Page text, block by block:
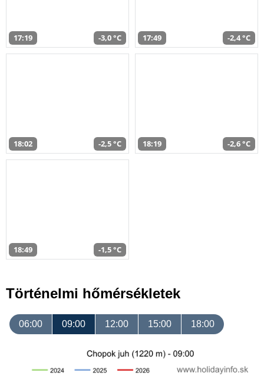
17:19 -3,0 °C 17:49 -2,4 °C
18:02 -2,5 °C 18:19 -2,6 °C
18:49 -1,5 °C
Történelmi hőmérsékletek
06:00 09:00 12:00 15:00 18:00